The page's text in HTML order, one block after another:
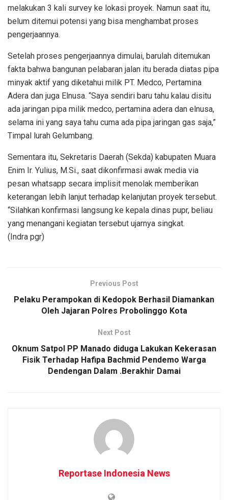
melakukan 3 kali survey ke lokasi proyek. Namun saat itu,
belum ditemui potensi yang bisa menghambat proses
pengerjaannya.
Setelah proses pengerjaannya dimulai, barulah ditemukan
fakta bahwa bangunan pelabaran jalan itu berada diatas pipa
minyak aktif yang diketahui milik PT. Medco, Pertamina
Adera dan juga Elnusa. “Saya sendiri baru tahu kalau disitu
ada jaringan pipa milik medco, pertamina adera dan elnusa,
selama ini yang saya tahu cuma ada pipa jaringan gas saja,”
Timpal lurah Gelumbang.
Sementara itu, Sekretaris Daerah (Sekda) kabupaten Muara
Enim Ir. Yulius, M.Si., saat dikonfirmasi awak media via
pesan whatsapp secara implisit menolak memberikan
keterangan lebih lanjut terhadap kelanjutan proyek tersebut.
“Silahkan konfirmasi langsung ke kepala dinas pupr, beliau
yang menangani kegiatan tersebut ujarnya singkat.
(Indra pgr)
Previous Post
Pelaku Perampokan di Kedopok Berhasil Diamankan
Oleh Jajaran Polres Probolinggo Kota
Next Post
Oknum Satpol PP Manado diduga Lakukan Kekerasan
Fisik Terhadap Hafipa Bachmid Pendemo Warga
Dendengan Dalam .Berakhir Damai
Reportase Indonesia News